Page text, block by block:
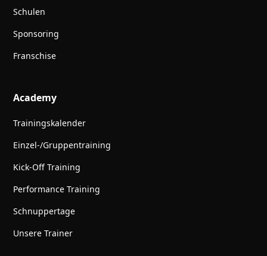
Schulen
Sponsoring
Franschise
Academy
Trainingskalender
Einzel-/Gruppentraining
Kick-Off Training
Performance Training
Schnuppertage
Unsere Trainer